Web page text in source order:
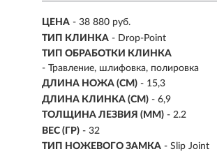
ЦЕНА - 38 880 руб.
ТИП КЛИНКА - Drop-Point
ТИП ОБРАБОТКИ КЛИНКА
- Травление, шлифовка, полировка
ДЛИНА НОЖА (СМ) - 15,3
ДЛИНА КЛИНКА (СМ) - 6,9
ТОЛЩИНА ЛЕЗВИЯ (ММ) - 2.2
ВЕС (ГР) - 32
ТИП НОЖЕВОГО ЗАМКА - Slip Joint